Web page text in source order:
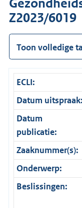
Z2023/6019
Toon volledige
ECLI:
Datum uitspraak:
Datum
publicatie:
Zaaknummer(s):
Onderwerp:
Beslissingen: